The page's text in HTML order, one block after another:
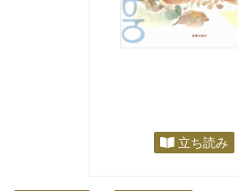
立ち読み